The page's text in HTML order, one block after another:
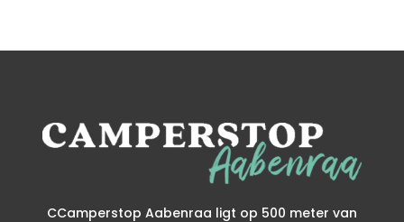
CCamperstop Aabenraa ligt op 500 meter van